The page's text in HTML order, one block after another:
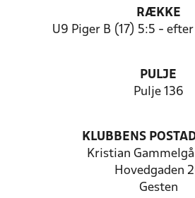
RÆKKE
U9 Piger B (17) 5:5 -
PULJE
Pulje 136
KLUBBENS
Kristian
Hovedgaden
Gesten